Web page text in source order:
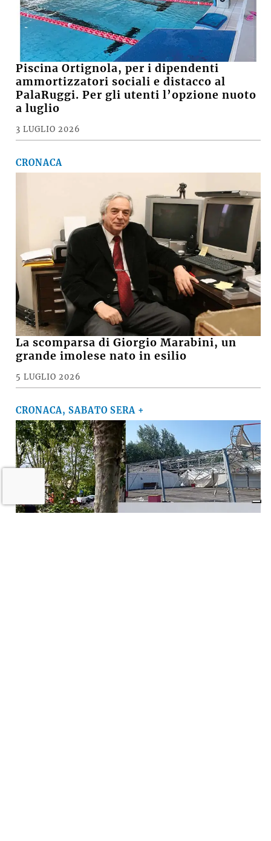
Piscina Ortignola, per i dipendenti
ammortizzatori sociali e distacco al
PalaRuggi. Per gli utenti l’opzione nuoto
a luglio
3 LUGLIO 2026
CRONACA
La scomparsa di Giorgio Marabini, un
grande imolese nato in esilio
5 LUGLIO 2026
CRONACA, SABATO SERA +